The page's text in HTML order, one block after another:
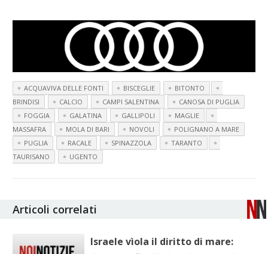
ACQUAVIVA DELLE FONTI BISCEGLIE
BITONTO
BRINDISI
CALCIO CAMPI SALENTINA
CANOSA DI PUGLIA
FOGGIA
GALATINA GALLIPOLI
MAGLIE
MASSAFRA
MOLA DI BARI NOVOLI
POLIGNANO A MARE
PUGLIA
RACALE SPINAZZOLA
TARANTO
TAURISANO
UGENTO
Articoli correlati
Israele vìola il diritto di mare: